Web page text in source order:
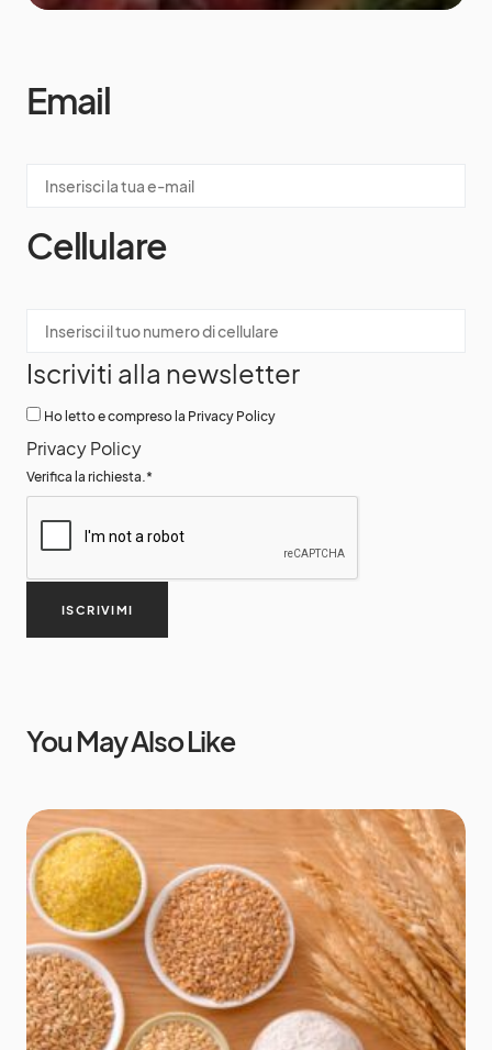
Email
Cellulare
Iscriviti alla newsletter
Ho letto e compreso la Privacy Policy
Privacy Policy
Verifica la richiesta. *
ISCRIVIMI
You May Also Like